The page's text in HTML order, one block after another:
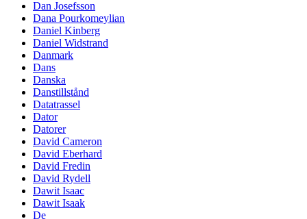
Dan Josefsson
Dana Pourkomeylian
Daniel Kinberg
Daniel Widstrand
Danmark
Dans
Danska
Danstillstånd
Datatrassel
Dator
Datorer
David Cameron
David Eberhard
David Fredin
David Rydell
Dawit Isaac
Dawit Isaak
De